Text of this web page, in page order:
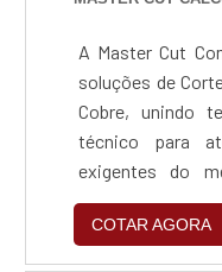
A Master Cut
soluções de
Cobre, unindo
técnico para
exigentes do
dominamos o
amarelos e
precisão
COTAR AGORA